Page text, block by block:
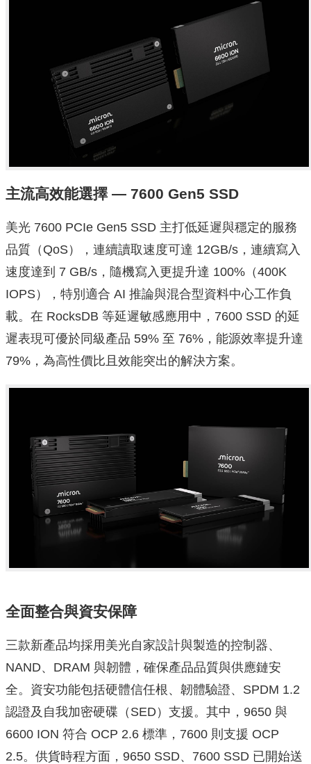
主流高效能選擇 — 7600 Gen5 SSD
美光 7600 PCIe Gen5 SSD 主打低延遲與穩定的服務
品質（QoS），連續讀取速度可達 12GB/s，連續寫入
速度達到 7 GB/s，隨機寫入更提升達 100%（400K
IOPS），特別適合 AI 推論與混合型資料中心工作負
載。在 RocksDB 等延遲敏感應用中，7600 SSD 的延
遲表現可優於同級產品 59% 至 76%，能源效率提升達
79%，為高性價比且效能突出的解決方案。
全面整合與資安保障
三款新產品均採用美光自家設計與製造的控制器、
NAND、DRAM 與韌體，確保產品品質與供應鏈安
全。資安功能包括硬體信任根、韌體驗證、SPDM 1.2
認證及自我加密硬碟（SED）支援。其中，9650 與
6600 ION 符合 OCP 2.6 標準，7600 則支援 OCP
2.5。供貨時程方面，9650 SSD、7600 SSD 已開始送